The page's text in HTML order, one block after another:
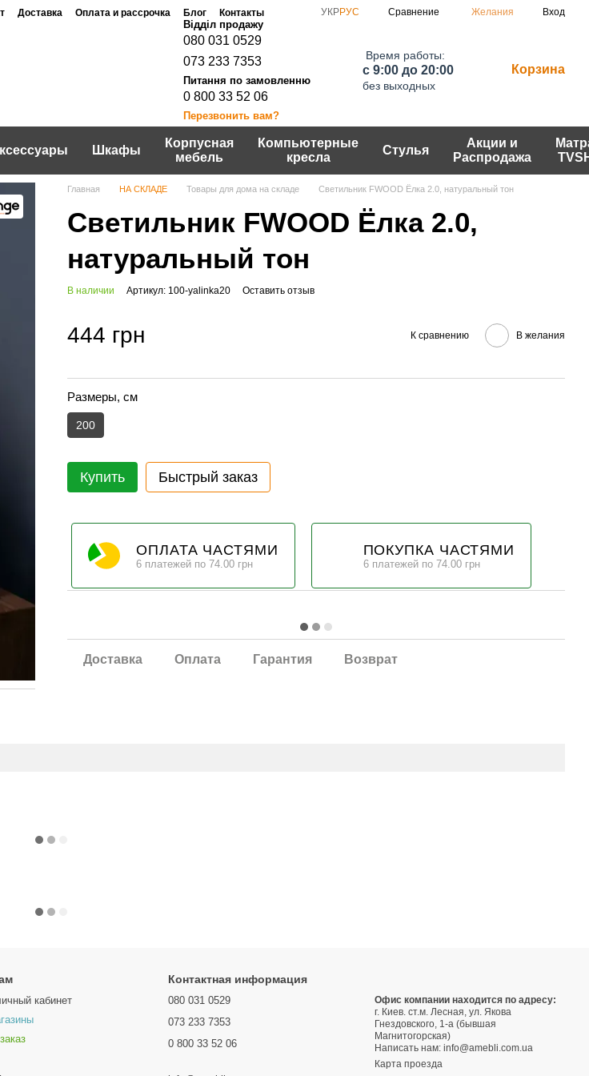
Доставка Оплата и рассрочка Блог
Контакты
Договор публичной оферты
УКРРУС Сравнение Желания Вход
080 031 0529
073 233 7353
0 800 33 52 06
Перезвонить вам?
Время работы:
c 9:00 до 20:00
без выходных
Корзина
Шкафы
Корпусная
мебель
Компьютерные
кресла
Стулья
Акции и
Распродажа
Главная НА СКЛАДЕ Товары для дома на складе Светильник FWOOD Ёлка 2.0, натуральный тон
Светильник FWOOD Ёлка 2.0,
натуральный тон
В наличии Артикул: 100-yalinka20 Оставить отзыв
444 грн К сравнению В желания
Размеры, см
200
Купить Быстрый заказ
ОПЛАТА ЧАСТЯМИ
6 платежей по 74.00 грн
ПОКУПКА ЧАСТЯМИ
6 платежей по 74.00 грн
Доставка Оплата Гарантия Возврат
кабинет
Контактная информация
080 031 0529
073 233 7353
0 800 33 52 06
Офис компании находится по адресу:
г. Киев. ст.м. Лесная, ул. Якова
Гнездовского, 1-а (бывшая
Магнитогорская)
Написать нам:info@amebli.com.ua
Карта проезда